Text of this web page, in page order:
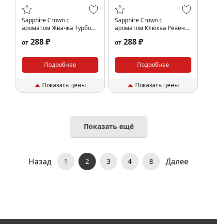
Sapphire Crown с
ароматом Жвачка Турбо
от 288 ₽
Подробнее
Показать цены
Sapphire Crown с
ароматом Клюква Ревень
от 288 ₽
Подробнее
Показать цены
Показать ещё
Назад 1 2 3 4 8 Далее